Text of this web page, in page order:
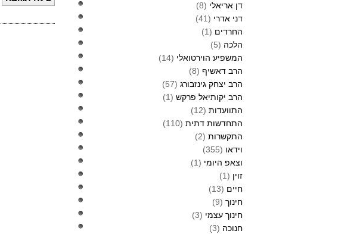
דן אריאלי (8)
דני אדרי (41)
החרדים (1)
הלכה (5)
המשפיע הוירטואלי (14)
הרב דאשיף (8)
הרב יצחק גינזבורג (57)
הרב יקותיאל פרקש (1)
התוועדות (12)
התחדשות דתית (110)
התקשרות (2)
וידאו (355)
וצאפ היומי (1)
זוין (1)
חיים (13)
חינוך (9)
חינוך עצמי (3)
חנוכה (3)